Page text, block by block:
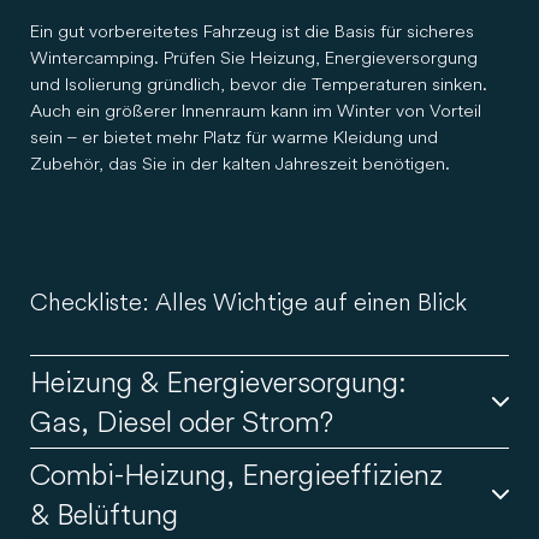
Ein gut vorbereitetes Fahrzeug ist die Basis für sicheres
Wintercamping. Prüfen Sie Heizung, Energieversorgung
und Isolierung gründlich, bevor die Temperaturen sinken.
Auch ein größerer Innenraum kann im Winter von Vorteil
sein – er bietet mehr Platz für warme Kleidung und
Zubehör, das Sie in der kalten Jahreszeit benötigen.
Checkliste: Alles Wichtige auf einen Blick
Heizung & Energieversorgung:
Gas, Diesel oder Strom?
Stellen Sie sicher, dass Ihre Heizung regelmäßig
gewartet ist und zuverlässig funktioniert. Achten Sie
Combi-Heizung, Energieeffizienz
& Belüftung